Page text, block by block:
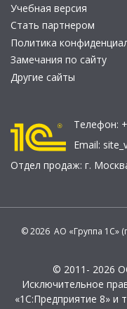
Учебная версия
Стать партнером
Политика
Замечания по сайту
Другие сайты
Телефон:
Email:
Отдел продаж: г.
© 2026 АО «Группа 1С»
© 2011- 2026
Исключительное
«1С:Предприятие 8» и